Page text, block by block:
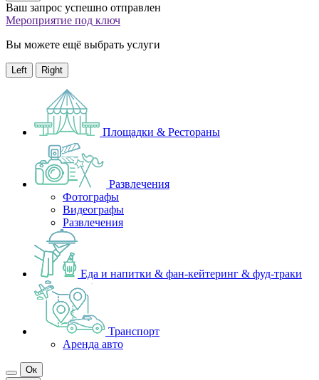
Ваш запрос успешно отправлен
Мероприятие под ключ
Вы можете ещё выбрать услуги
Left Right
Площадки & Рестораны
Развлечения
Фотографы
Видеографы
Развлечения
Еда и напитки & фан-кейтеринг & фуд-траки
Транспорт
Аренда авто
Ок